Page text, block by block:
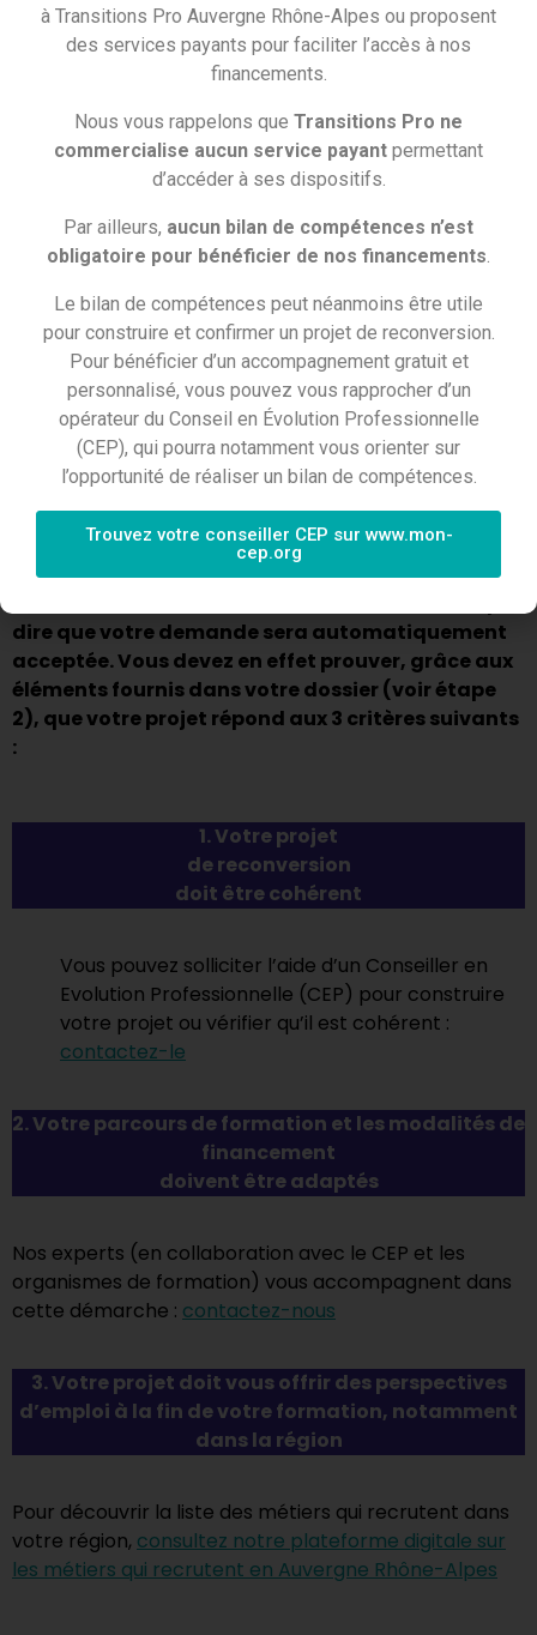
LA PRÉPARATION DE VOTRE
PROJET DE RECONVERSION
dire que votre demande sera automatiquement
acceptée.Vous devez en effet prouver, grâce aux
éléments fournis dans votre dossier (voir étape
2), que votre projet répond aux 3 critères suivants
:
1. Votre projet
de reconversion
doit être cohérent
Vous pouvez solliciter l’aide d’un Conseiller en
Evolution Professionnelle (CEP) pour construire
votre projet ou vérifier qu’il est cohérent :
contactez-le
2. Votre parcours de formation et les modalités de
financement
doivent être adaptés
Nos experts (en collaboration avec le CEP et les
organismes de formation) vous accompagnent dans
cette démarche : contactez-nous
3. Votre projet doit vous offrir des perspectives
d’emploi à la fin de votre formation, notamment
dans la région
Pour découvrir la liste des métiers qui recrutent dans
votre région, consultez notre plateforme digitale sur
les métiers qui recrutent en Auvergne Rhône-Alpes
à Transitions Pro Auvergne Rhône-Alpes ou proposent
des services payants pour faciliter l’accès à nos
financements.
Nous vous rappelons que Transitions Pro ne
commercialise aucun service payant permettant
d’accéder à ses dispositifs.
Par ailleurs, aucun bilan de compétences n’est
obligatoire pour bénéficier de nos financements
Le bilan de compétences peut néanmoins être utile
pour construire et confirmer un projet de reconversion.
Pour bénéficier d’un accompagnement gratuit et
personnalisé, vous pouvez vous rapprocher d’un
opérateur du Conseil en Évolution Professionnelle
(CEP), qui pourra notamment vous orienter sur
l’opportunité de réaliser un bilan de compétences.
Trouvez votre conseiller CEP sur www.mon-
cep.org